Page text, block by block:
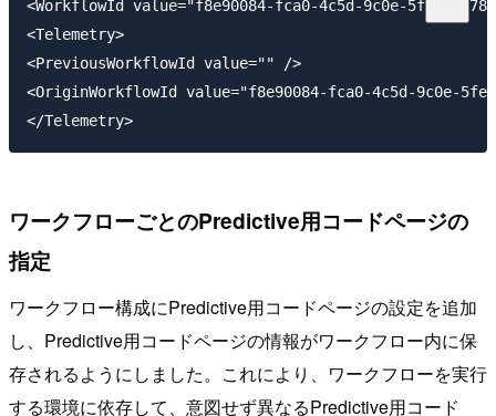
<WorkflowId value="f8e90084-fca0-4c5d-9c0e-
<Telemetry>
<PreviousWorkflowId value="" />
<OriginWorkflowId value="f8e90084-fca0-4c5d-9c0e-
ワークフローごとのPredictive用コードページの
指定
ワークフロー構成にPredictive用コードページの設定を追加
し、Predictive用コードページの情報がワークフロー内に保
存されるようにしました。これにより、ワークフローを実行
する環境に依存して、意図せず異なるPredictive用コード